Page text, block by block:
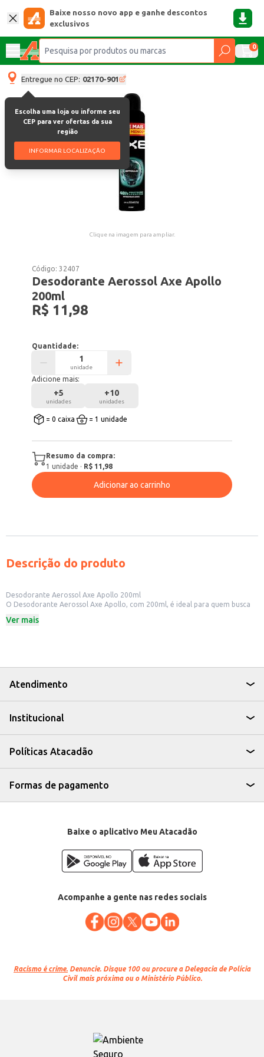
Baixe nosso novo app e ganhe descontos
exclusivos
0
Entregue no CEP: 02170-901
Escolha uma loja ou informe seu
CEP para ver ofertas da sua
região
INFORMAR LOCALIZAÇÃO
Clique na imagem para ampliar.
Código:32407
Desodorante Aerossol Axe Apollo
200ml
R$ 11,98
Quantidade:
unidade
Adicione mais:
+5
unidades
+10
unidades
= 0 caixa = 1 unidade
Resumo da compra:
1 unidade · R$ 11,98
Adicionar ao carrinho
Descrição do produto
Desodorante Aerossol Axe Apollo 200ml
O Desodorante Aerossol Axe Apollo, com 200ml, é ideal para quem busca
desodorante oferece proteção contra odores e proporciona uma sensação
Ideal para uso pessoal, para revenda em pequenos comércios ou para uso
em estabelecimentos como academias e salões de beleza.
Com o Desodorante Aerossol Axe Apollo, você garante proteção e uma
Ver mais
Atendimento
Institucional
Políticas Atacadão
Formas de pagamento
Baixe o aplicativo Meu Atacadão
Acompanhe a gente nas redes sociais
Racismo é crime. Denuncie. Disque 100 ou procure a Delegacia de Polícia
Civil mais próxima ou o Ministério Público.